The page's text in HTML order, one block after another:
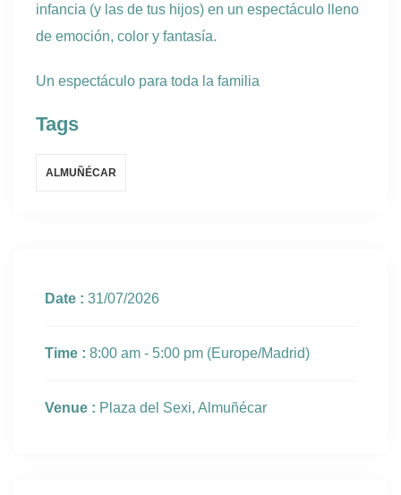
infancia (y las de tus hijos) en un espectáculo lleno
de emoción, color y fantasía.
Un espectáculo para toda la familia
Tags
ALMUÑÉCAR
Date : 31/07/2026
Time : 8:00 am - 5:00 pm (Europe/Madrid)
Venue : Plaza del Sexi, Almuñécar